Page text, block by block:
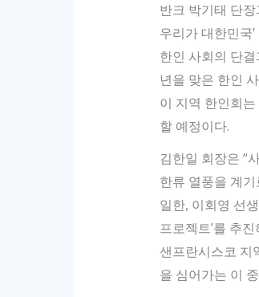
반크 박기태 단
우리가 대한민국
한인 사회의 단
년을 맞은 한인
이 지역 한인회
할 예정이다.
김한일 회장은 “
한류 열풍을 계
일한, 이회영 선
프로젝트’를 추
샌프란시스코 지
을 심어가는 이